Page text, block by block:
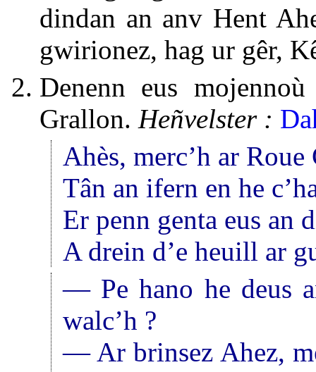
dindan an anv Hent
gwirionez, hag ur gêr,
Denenn eus
Grallon. Heñvelster :
Ahès, merc’h ar
Tân an ifern en he
Er penn genta eus an
A drein d’e heuill ar
— Pe hano he deus
walc’h ?
— Ar brinsez Ahez,